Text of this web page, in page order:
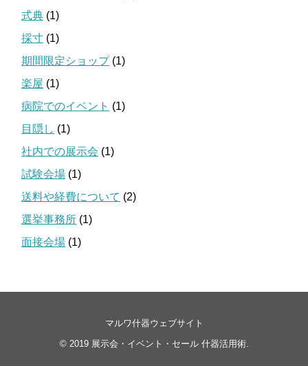
式典 (1)
採寸 (1)
期間限定ショップ(1)
楽屋 (1)
病院でのイベント (1)
目隠し (1)
社内での展示会 (1)
試験会場 (1)
送料や経費について (2)
選挙事務所 (1)
面接会場 (1)
マルワ什器ウェブサイト
© 2019 展示会・イベント・セール 什器活用術.